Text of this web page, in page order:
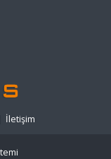
İletişim